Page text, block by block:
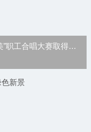
贵州轮胎合唱团参加“强省会·劳动美”职工合唱大赛取得好成绩